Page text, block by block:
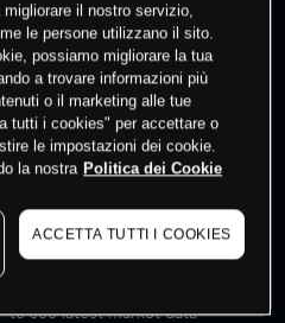
posizioni su
trading
to see latest market data
il nostro servizio,
le persone utilizzano il sito.
possiamo migliorare la tua
a trovare informazioni più
o il marketing alle tue
tutti i cookies" per accettare o
le impostazioni dei cookie.
la nostra Politica dei Cookie
ACCETTA TUTTI I COOKIES